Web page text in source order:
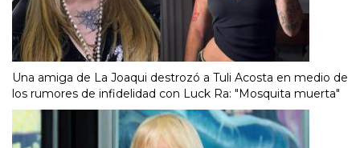
Una amiga de La Joaqui destrozó a Tuli Acosta en medio de
los rumores de infidelidad con Luck Ra: "Mosquita muerta"